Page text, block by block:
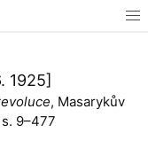
1925]
, Masarykův
9–477